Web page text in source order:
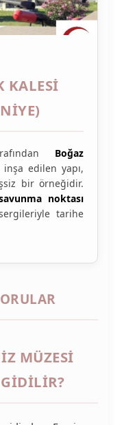
KALESI
Boğaz
inşa edilen yapı,
bir örneğidir.
noktası
tarihe
MÜZESI
GIDILIR?